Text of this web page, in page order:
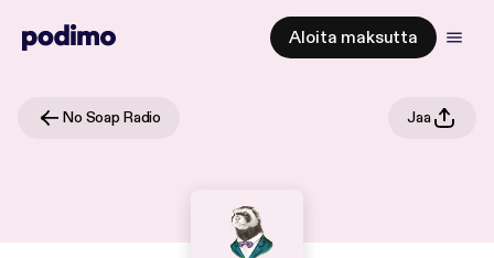
Aloita maksutta
No Soap Radio Jaa